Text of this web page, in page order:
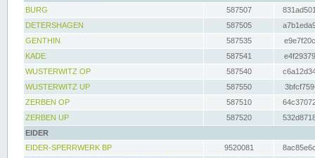
BURG
587507
DETERSHAGEN
587505
GENTHIN
587535
KADE
587541
WUSTERWITZ OP
587540
WUSTERWITZ UP
587550
ZERBEN OP
587510
ZERBEN UP
587520
EIDER
EIDER-SPERRWERK BP
9520081